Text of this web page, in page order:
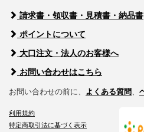
請求書・領収書・見積書・納品書
ポイントについて
大口注文・法人のお客様へ
お問い合わせはこちら
お問い合わせの前に、 よくある質問、
利用規約
特定商取引法に基づく表示